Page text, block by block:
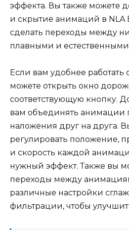
эффекта. Вы также можете
и скрытие анимаций в NLA
сделать переходы между
плавными и
Если вам удобнее
можете открыть окно
соответствующую кнопку.
вам объединять анимации
наложения друг на друга.
регулировать положение,
и скорость каждой
нужный эффект. Также вы
переходы между
различные настройки
фильтрации, чтобы